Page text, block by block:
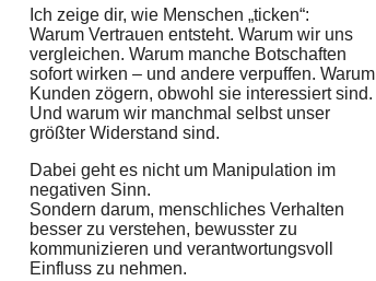
Ich zeige dir, wie Menschen „ticken“:
Warum Vertrauen entsteht. Warum wir uns
vergleichen. Warum manche Botschaften
sofort wirken – und andere verpuffen. Warum
Kunden zögern, obwohl sie interessiert sind.
Und warum wir manchmal selbst unser
größter Widerstand sind.
Dabei geht es nicht um Manipulation im
negativen Sinn.
Sondern darum, menschliches Verhalten
besser zu verstehen, bewusster zu
kommunizieren und verantwortungsvoll
Einfluss zu nehmen.